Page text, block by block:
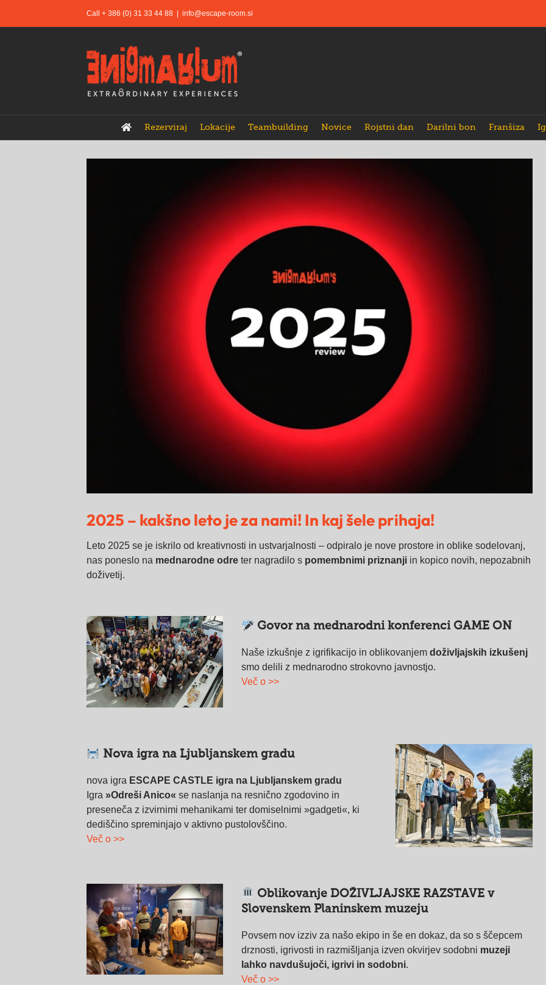
Call + 386 (0) 31 33 44 88 info@escape-room.si
Rezerviraj Lokacije Teambuilding Novice Rojstni dan Darilni bon Franšiza
2025 – kakšno leto je za nami! In kaj šele prihaja!
Leto 2025 se je iskrilo od kreativnosti in ustvarjalnosti – odpiralo je nove prostore in oblike sodelovanj,
nas poneslo na mednarodne odreter nagradilo s pomembnimi priznanjiin kopico novih, nepozabnih
doživetij.
Govor na mednarodni konferenci GAME ON
Naše izkušnje z igrifikacijo in oblikovanjem doživljajskih izkušenj
smo delili z mednarodno strokovno javnostjo.
Več o >>
Nova igra na Ljubljanskem gradu
nova igra ESCAPE CASTLE igra na Ljubljanskem gradu
Igra »Odreši Anico« se naslanja na resnično zgodovino in
preseneča z izvirnimi mehanikami ter domiselnimi »gadgeti«, ki
dediščino spreminjajo v aktivno pustolovščino.
Več o >>
Oblikovanje DOŽIVLJAJSKE RAZSTAVE v
Slovenskem Planinskem muzeju
Povsem nov izziv za našo ekipo in še en dokaz, da so s ščepcem
drznosti, igrivosti in razmišljanja izven okvirjev sodobni muzeji
lahko navdušujoči, igrivi in sodobni.
Več o >>